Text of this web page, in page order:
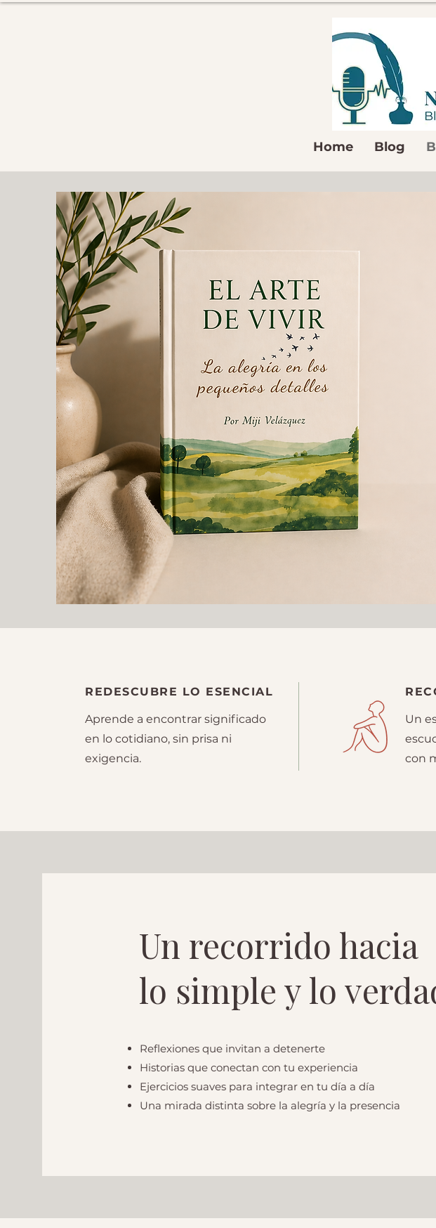
Home Blog
REDESCUBRE LO ESENCIAL
Aprende a encontrar significado
en lo cotidiano, sin prisa ni
exigencia.
Un
con
Un recorrido hacia
lo simple y lo
Reflexiones que invitan a detenerte
Historias que conectan con tu experiencia
Ejercicios suaves para integrar en tu día a día
Una mirada distinta sobre la alegría y la presencia